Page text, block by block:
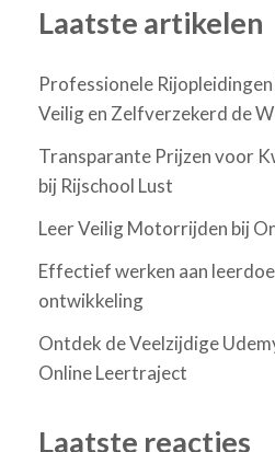
Laatste artikelen
Professionele
Veilig en Zelfverzekerd de
Transparante Prijzen voor
bij Rijschool Lust
Leer Veilig Motorrijden bij
Effectief werken aan
ontwikkeling
Ontdek de Veelzijdige
Online Leertraject
Laatste reacties